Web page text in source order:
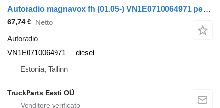
Autoradio magnavox fh (01.05-) VN1E0710064971 per trattore stradale Volvo FH12, FH16, NH12, FH, VNL780 (1993-2014)
67,74 € Netto
Autoradio
VN1E0710064971
diesel
Estonia, Tallinn
TruckParts Eesti OÜ